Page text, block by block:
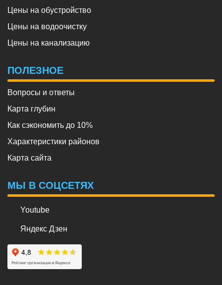
Цены на обустройство
Цены на водоочистку
Цены на канализацию
ПОЛЕЗНОЕ
Вопросы и ответы
Карта глубин
Как сэкономить до 10%
Характеристики районов
Карта сайта
МЫ В СОЦСЕТЯХ
Youtube
Яндекс Дзен